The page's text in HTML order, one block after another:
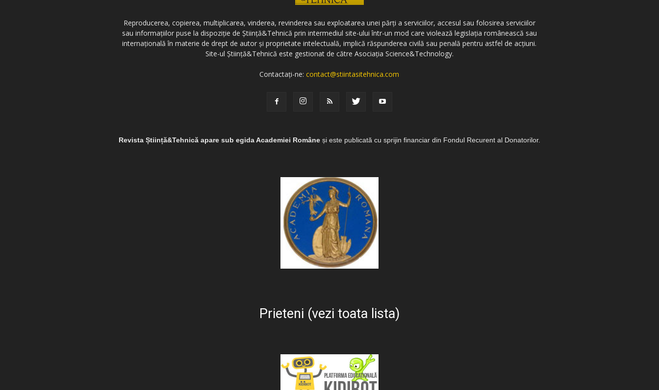
Reproducerea, copierea, multiplicarea, vinderea, revinderea sau exploatarea unei părți a serviciilor, accesul sau folosirea serviciilor
sau informațiilor puse la dispoziție de Știință&Tehnică prin intermediul site-ului într-un mod care violează legislația românească sau
internațională în materie de drept de autor și proprietate intelectuală, implică răspunderea civilă sau penală pentru astfel de acțiuni.
Site-ul Știință&Tehnică este gestionat de către Asociația Science&Technology.
Contactați-ne:contact@stiintasitehnica.com
Revista Știință&Tehnică apare sub egida Academiei Române și este publicată cu sprijin financiar din Fondul Recurent al Donatorilor.
Prieteni (vezi toata lista)